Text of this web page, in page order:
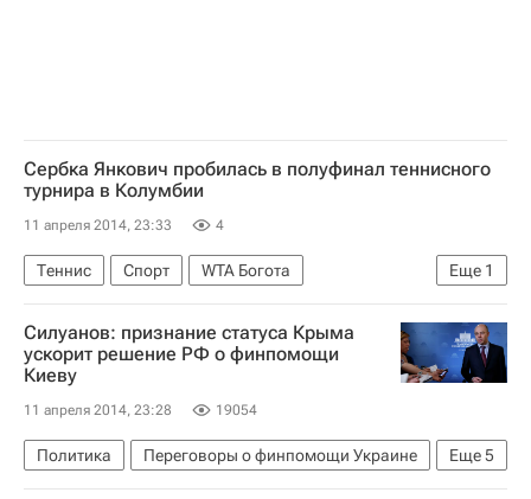
Сербка Янкович пробилась в полуфинал теннисного
турнира в Колумбии
11 апреля 2014, 23:33 4
Еще 1
Теннис Спорт
WTA Богота
Елена Янкович
Силуанов: признание статуса Крыма
ускорит решение РФ о финпомощи
Киеву
11 апреля 2014, 23:28 19054
Еще5
Политика
Переговоры о финпомощи Украине
Украина
Весь мир
Европа